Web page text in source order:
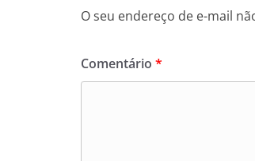
O seu endereço de e-mail
Comentário *